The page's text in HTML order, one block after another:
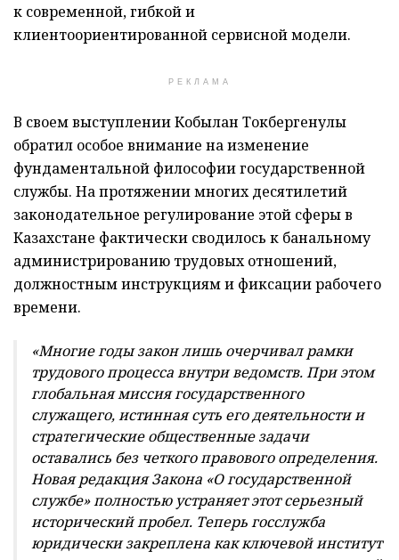
к современной, гибкой и
клиентоориентированной сервисной модели.
РЕКЛАМА
В своем выступлении Кобылан Токбергенулы
обратил особое внимание на изменение
фундаментальной философии государственной
службы. На протяжении многих десятилетий
законодательное регулирование этой сферы в
Казахстане фактически сводилось к банальному
администрированию трудовых отношений,
должностным инструкциям и фиксации рабочего
времени.
«Многие годы закон лишь очерчивал рамки
трудового процесса внутри ведомств. При этом
глобальная миссия государственного
служащего, истинная суть его деятельности и
стратегические общественные задачи
оставались без четкого правового определения.
Новая редакция Закона «О государственной
службе» полностью устраняет этот серьезный
исторический пробел. Теперь госслужба
юридически закреплена как ключевой институт